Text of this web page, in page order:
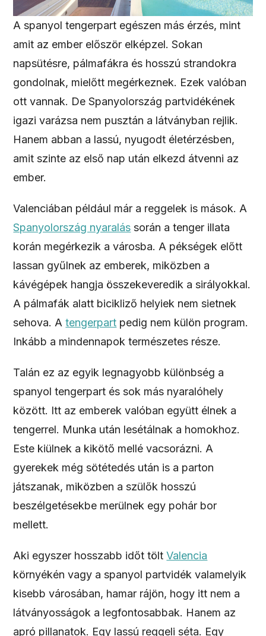
A spanyol tengerpart egészen más érzés, mint
amit az ember először elképzel. Sokan
napsütésre, pálmafákra és hosszú strandokra
gondolnak, mielőtt megérkeznek. Ezek valóban
ott vannak. De Spanyolország partvidékének
igazi varázsa nem pusztán a látványban rejlik.
Hanem abban a lassú, nyugodt életérzésben,
amit szinte az első nap után elkezd átvenni az
ember.
Valenciában például már a reggelek is mások. A
Spanyolország nyaralás során a tenger illata
korán megérkezik a városba. A pékségek előtt
lassan gyűlnek az emberek, miközben a
kávégépek hangja összekeveredik a sirályokkal.
A pálmafák alatt bicikliző helyiek nem sietnek
sehova. Atengerpart pedig nem külön program.
Inkább a mindennapok természetes része.
Talán ez az egyik legnagyobb különbség a
spanyol tengerpart és sok más nyaralóhely
között. Itt az emberek valóban együtt élnek a
tengerrel. Munka után lesétálnak a homokhoz.
Este kiülnek a kikötő mellé vacsorázni. A
gyerekek még sötétedés után is a parton
játszanak, miközben a szülők hosszú
beszélgetésekbe merülnek egy pohár bor
mellett.
Aki egyszer hosszabb időt töltValencia
környékén vagy a spanyol partvidék valamelyik
kisebb városában, hamar rájön, hogy itt nem a
látványosságok a legfontosabbak. Hanem az
apró pillanatok. Egy lassú reggeli séta. Egy